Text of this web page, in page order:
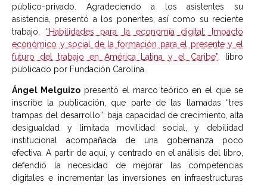
público-privado. Agradeciendo a los asistentes su
asistencia, presentó a los ponentes, así como su reciente
trabajo, “Habilidades para la economía digital: Impacto
económico y social de la formación para el presente y el
futuro del trabajo en América Latina y el Caribe”,
libro
publicado por Fundación Carolina.
Ángel Melguizopresentó el marco teórico en el que se
inscribe la publicación, que parte de las llamadas “tres
trampas del desarrollo”: baja capacidad de crecimiento, alta
desigualdad y limitada movilidad social, y debilidad
institucional acompañada de una gobernanza poco
efectiva. A partir de aquí, y centrado en el análisis del libro,
defendió la necesidad de mejorar las competencias
digitales e incrementar las inversiones en infraestructuras